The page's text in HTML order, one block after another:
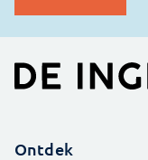
Ontdek